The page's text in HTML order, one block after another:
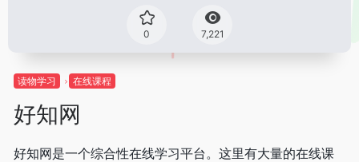
0 7,221
读物学习 在线课程
好知网
好知网是一个综合性在线学习平台。这里有大量的在线课